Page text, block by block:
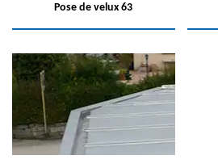
Pose de velux 63